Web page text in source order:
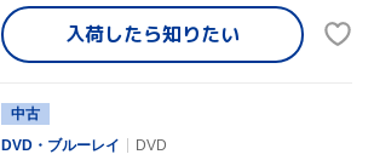
入荷したら知りたい
中古
DVD・ブルーレイ
DVD